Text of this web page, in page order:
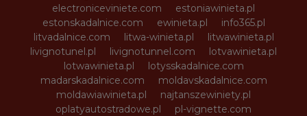
electroniceviniete.com
estoniawinieta.pl
estonskadalnice.com
ewinieta.pl
info365.pl
litvadalnice.com
litwa-winieta.pl
litwawinieta.pl
livignotunel.pl
livignotunnel.com
lotvawinieta.pl
lotwawinieta.pl
lotysskadalnice.com
madarskadalnice.com
moldavskadalnice.com
moldawiawinieta.pl
najtanszewiniety.pl
oplatyautostradowe.pl
pl-vignette.com